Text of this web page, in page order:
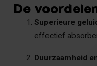
De
Superieure
effectief
Duurzaamheid